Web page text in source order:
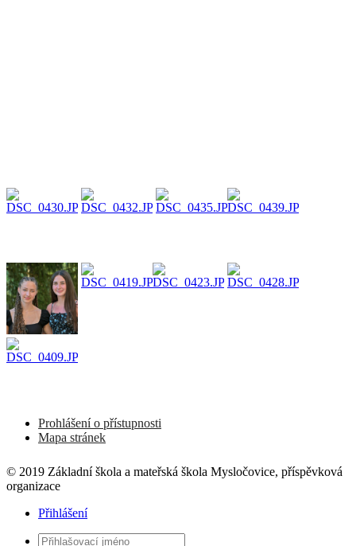
Prohlášení o přístupnosti
Mapa stránek
© 2019 Základní škola a mateřská škola Mysločovice, příspěvková
organizace
Přihlášení